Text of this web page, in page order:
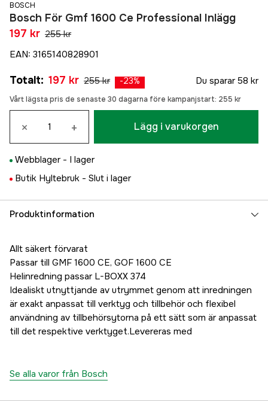
BOSCH
Bosch För Gmf 1600 Ce Professional Inlägg
197 kr 255 kr
EAN: 3165140828901
Totalt: 197 kr 255 kr -23% Du sparar 58 kr
Vårt lägsta pris de senaste 30 dagarna före kampanjstart: 255 kr
× + Lägg i varukorgen
Webblager - I lager
Butik Hyltebruk - Slut i lager
Produktinformation
Allt säkert förvarat
Passar till GMF 1600 CE, GOF 1600 CE
Helinredning passar L-BOXX 374
Idealiskt utnyttjande av utrymmet genom att inredningen
är exakt anpassat till verktyg och tillbehör och flexibel
användning av tillbehörsytorna på ett sätt som är anpassat
till det respektive verktyget.Levereras med
Se alla varor från Bosch